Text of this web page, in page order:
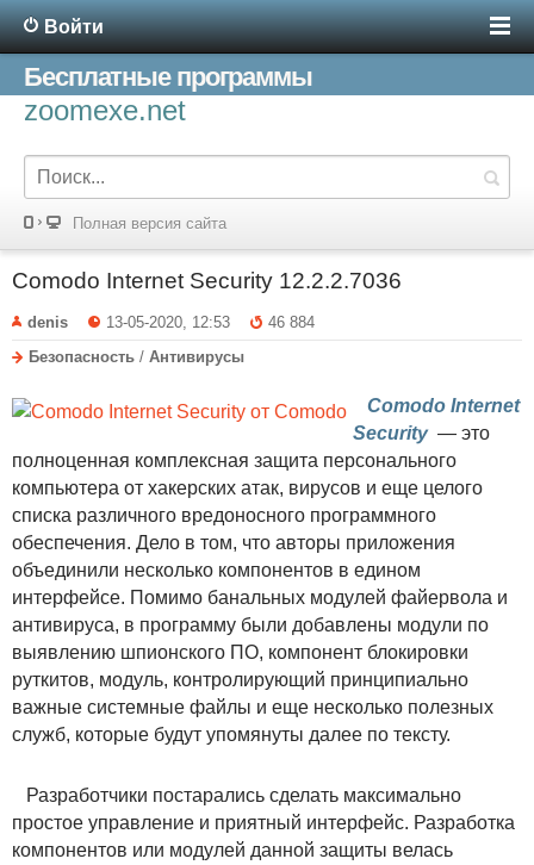
Войти
Бесплатные программы
zoomexe.net
Полная версия сайта
Comodo Internet Security 12.2.2.7036
denis 13-05-2020, 12:53
46 884
Безопасность / Антивирусы
Comodo Internet
Security— это
полноценная комплексная защита персонального
компьютера от хакерских атак, вирусов и еще целого
списка различного вредоносного программного
обеспечения. Дело в том, что авторы приложения
объединили несколько компонентов в едином
интерфейсе. Помимо банальных модулей файервола и
антивируса, в программу были добавлены модули по
выявлению шпионского ПО, компонент блокировки
руткитов, модуль, контролирующий принципиально
важные системные файлы и еще несколько полезных
служб, которые будут упомянуты далее по тексту.
Разработчики постарались сделать максимально
простое управление и приятный интерфейс. Разработка
компонентов или модулей данной защиты велась